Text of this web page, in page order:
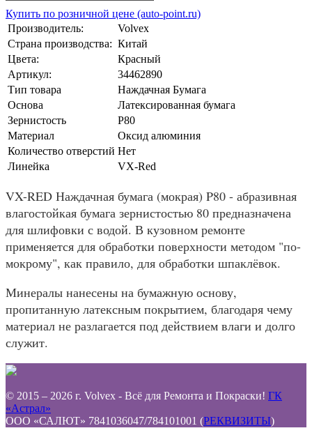
Купить по розничной цене (auto-point.ru)
Производитель:
Volvex
Страна производства: Китай
Цвета:
Красный
Артикул:
34462890
Тип товара
Наждачная Бумага
Основа
Латексированная бумага
Зернистость
P80
Материал
Оксид алюминия
Количество отверстий Нет
Линейка
VX-Red
VX-RED Наждачная бумага (мокрая) P80 - абразивная
влагостойкая бумага зернистостью 80 предназначена
для шлифовки с водой. В кузовном ремонте
применяется для обработки поверхности методом "по-
мокрому", как правило, для обработки шпаклёвок.
Минералы нанесены на бумажную основу,
пропитанную латексным покрытием, благодаря чему
материал не разлагается под действием влаги и долго
служит.
© 2015 – 2026 г. Volvex - Всё для Ремонта и Покраски! ГК
«Астрал»
ООО «САЛЮТ» 7841036047/784101001 (РЕКВИЗИТЫ)